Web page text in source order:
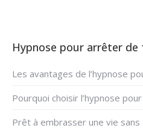
Hypnose pour arrêter
Les avantages de l’hypnose
Pourquoi choisir l’hypnose
Prêt à embrasser une vie sans